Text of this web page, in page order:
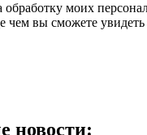
моих
вы сможете увидеть
новости: